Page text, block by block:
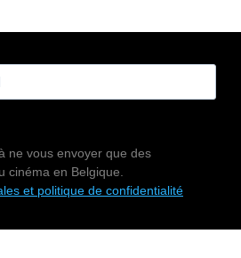
ne vous envoyer que des
cinéma en Belgique.
et politique de confidentialité